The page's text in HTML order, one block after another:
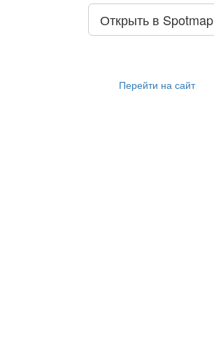
Открыть в Spotmap
Перейти на сайт